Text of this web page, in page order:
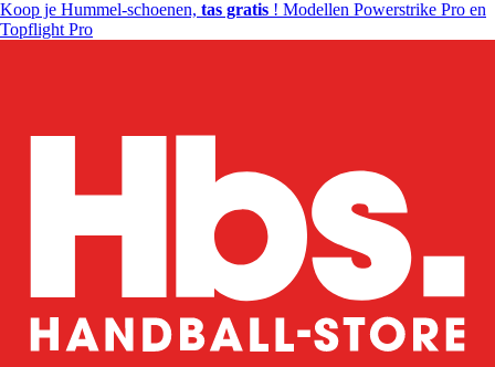
Koop je Hummel-schoenen, tas gratis ! Modellen Powerstrike Pro en
Topflight Pro